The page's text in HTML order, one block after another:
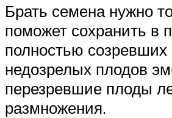
Брать семена нужно
поможет сохранить в
полностью созревших
недозрелых плодов
перезревшие плоды
размножения.